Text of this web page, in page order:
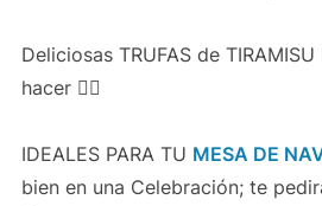
Deliciosas TRUFAS de
hacer 👍🏻
IDEALES PARA TU MESA DE
bien en una Celebración; te